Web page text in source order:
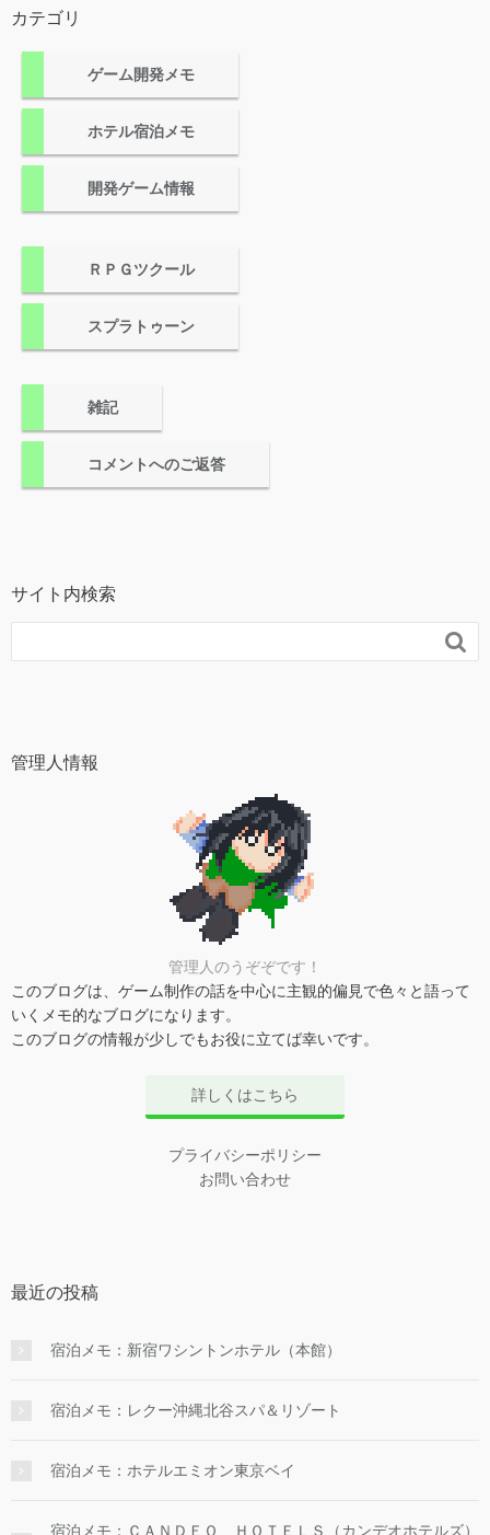
カテゴリ
ゲーム開発メモ
ホテル宿泊メモ
開発ゲーム情報
ＲＰＧツクール
スプラトゥーン
雑記
コメントへのご返答
サイト内検索

管理人情報
管理人のうぞぞです！
このブログは、ゲーム制作の話を中心に主観的偏見で色々と語って
いくメモ的なブログになります。
このブログの情報が少しでもお役に立てば幸いです。
詳しくはこちら
プライバシーポリシー
お問い合わせ
最近の投稿
宿泊メモ：新宿ワシントンホテル（本館）
宿泊メモ：レクー沖縄北谷スパ＆リゾート
宿泊メモ：ホテルエミオン東京ベイ
宿泊メモ：ＣＡＮＤＥＯ ＨＯＴＥＬＳ（カンデオホテルズ）